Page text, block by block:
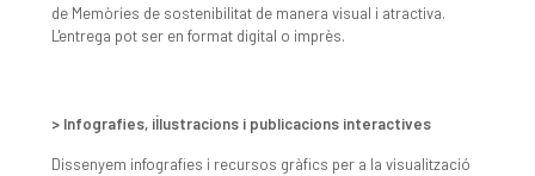
de Memòries de sostenibilitat de manera visual i atractiva.
L'entrega pot ser en format digital o imprès.
> Infografies, il·lustracions i publicacions interactives
Dissenyem infografies i recursos gràfics per a la visualització